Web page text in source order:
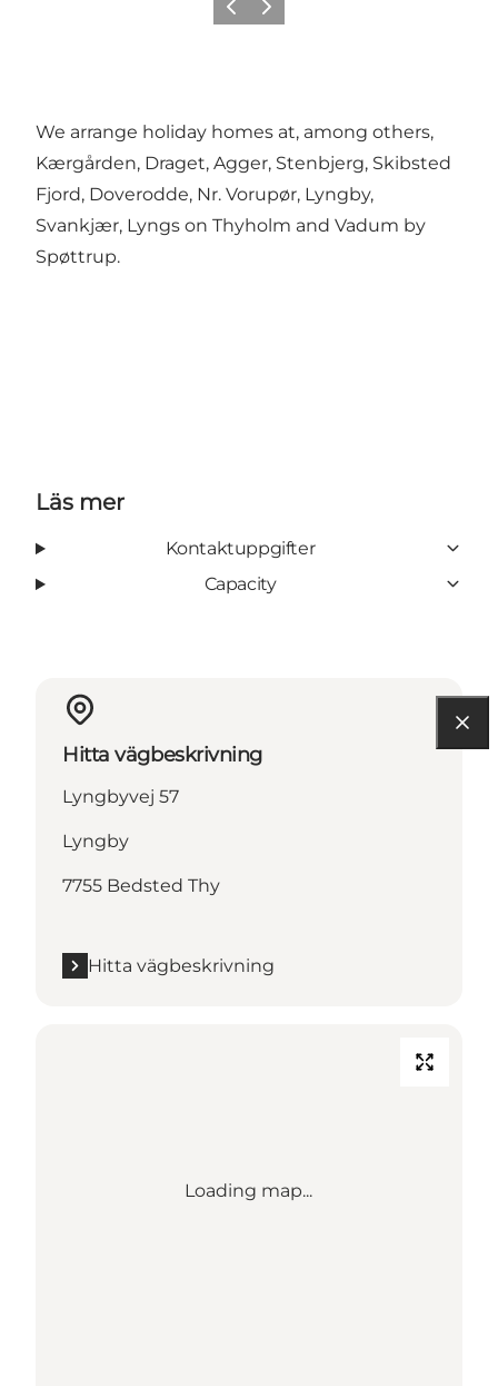
Föregående
Nästa
We arrange holiday homes at, among others,
Kærgården, Draget, Agger, Stenbjerg, Skibsted
Fjord, Doverodde, Nr. Vorupør, Lyngby,
Svankjær, Lyngs on Thyholm and Vadum by
Spøttrup.
Läs mer
Kontaktuppgifter
Capacity
Hitta vägbeskrivning
Lyngbyvej 57
Lyngby
7755 Bedsted Thy
Hitta vägbeskrivning
Loading map...